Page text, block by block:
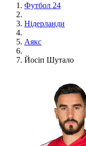
Футбол 24
Нідерланди
Аякс
Йосіп Шутало